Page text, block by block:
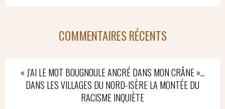
COMMENTAIRES RÉCENTS
« J’AI LE MOT BOUGNOULE ANCRÉ DANS MON CRÂNE »…
DANS LES VILLAGES DU NORD-ISÈRE LA MONTÉE DU
RACISME INQUIÈTE